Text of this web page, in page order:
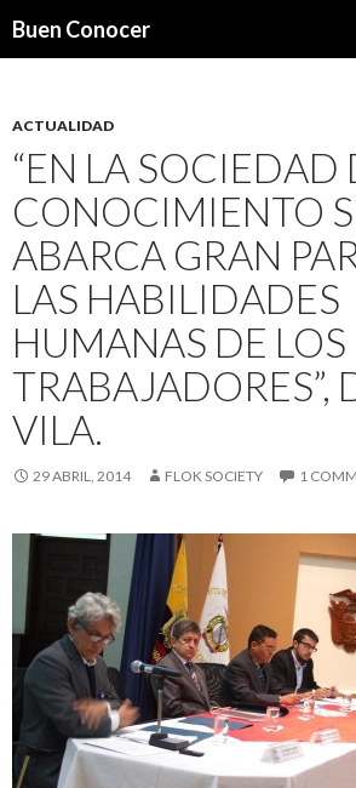
Buen Conocer
ACTUALIDAD
“EN LA SOCIEDAD
CONOCIMIENTO
ABARCA GRAN
LAS HABILIDADES
HUMANAS DE LOS
TRABAJADORES”,
VILA.
29 ABRIL, 2014 FLOK SOCIETY 1